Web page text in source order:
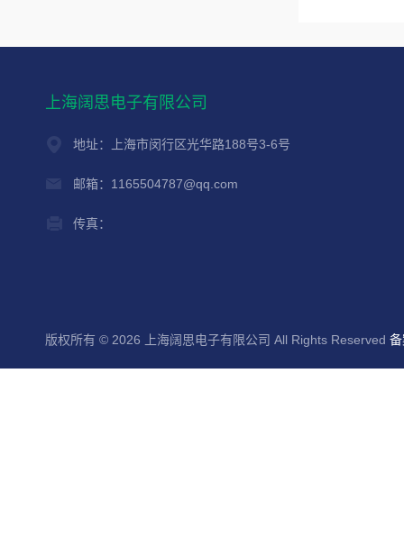
上海阔思电子有限公司
地址：上海市闵行区光华路188号3-6号
邮箱：1165504787@qq.com
传真：
版权所有 © 2026 上海阔思电子有限公司 All Rights Reserved